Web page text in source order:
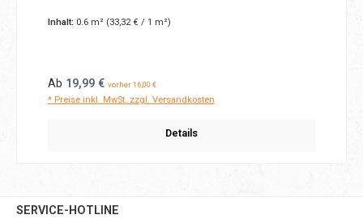
Inhalt: 0.6 m² (33,32 € / 1 m²)
Regulärer Preis:
Ab 19,99 € vorher 16,00 €
* Preise inkl. MwSt. zzgl. Versandkosten
Details
SERVICE-HOTLINE